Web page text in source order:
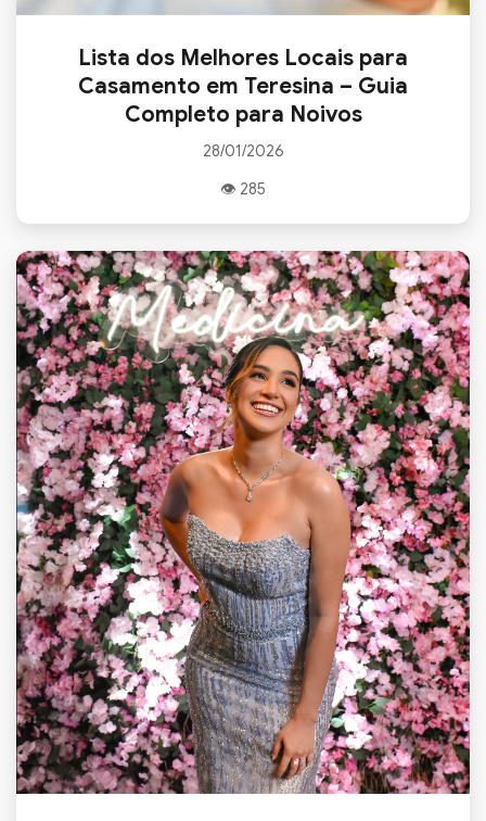
Lista dos Melhores Locais para
Casamento em Teresina – Guia
Completo para Noivos
28/01/2026
👁 285